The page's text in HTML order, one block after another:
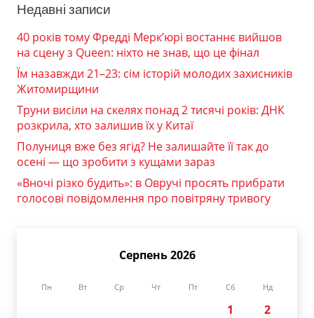
Недавні записи
40 років тому Фредді Мерк’юрі востаннє вийшов
на сцену з Queen: ніхто не знав, що це фінал
Їм назавжди 21–23: сім історій молодих захисників
Житомирщини
Труни висіли на скелях понад 2 тисячі років: ДНК
розкрила, хто залишив їх у Китаї
Полуниця вже без ягід? Не залишайте її так до
осені — що зробити з кущами зараз
«Вночі різко будить»: в Овручі просять прибрати
голосові повідомлення про повітряну тривогу
Серпень 2026
Пн Вт Ср Чт Пт Сб Нд
1
2